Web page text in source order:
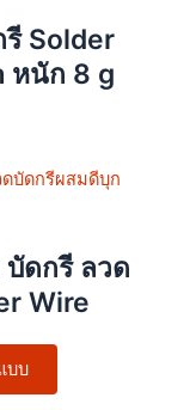
Solder
หนัก 8 g
ดกรี ลวด
Wire
บบ
This
multiple
variants.
options